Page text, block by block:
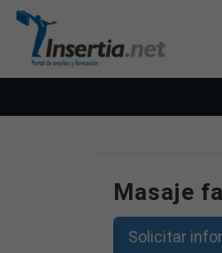
Masaje
Solicitar